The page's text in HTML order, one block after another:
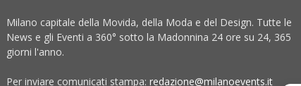
Milano capitale della Movida, della Moda e del Design. Tutte le
News e gli Eventi a 360° sotto la Madonnina 24 ore su 24, 365
giorni l'anno.
Per inviare comunicati stampa: redazione@milanoevents.it